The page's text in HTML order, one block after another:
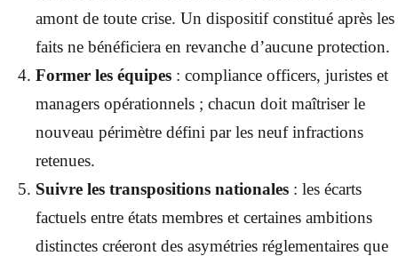
amont de toute crise. Un dispositif constitué après les
faits ne bénéficiera en revanche d’aucune protection.
Former les équipes : compliance officers, juristes et
managers opérationnels ; chacun doit maîtriser le
nouveau périmètre défini par les neuf infractions
retenues.
Suivre les transpositions nationales : les écarts
factuels entre états membres et certaines ambitions
distinctes créeront des asymétries réglementaires que